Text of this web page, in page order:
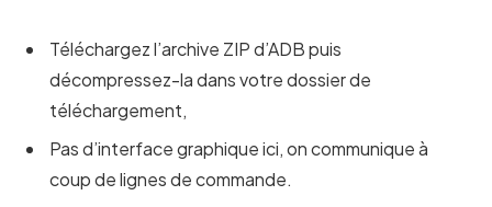
Téléchargez l’archive ZIP d’ADB puis
décompressez-la dans votre dossier de
téléchargement,
Pas d’interface graphique ici, on communique à
coup de lignes de commande.